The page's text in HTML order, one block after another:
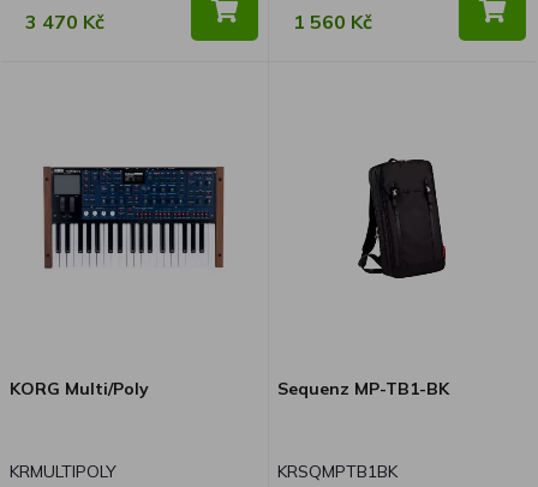
3 470 Kč 1 560 Kč
KORG Multi/Poly
KRMULTIPOLY
Sequenz MP-TB1-BK
KRSQMPTB1BK